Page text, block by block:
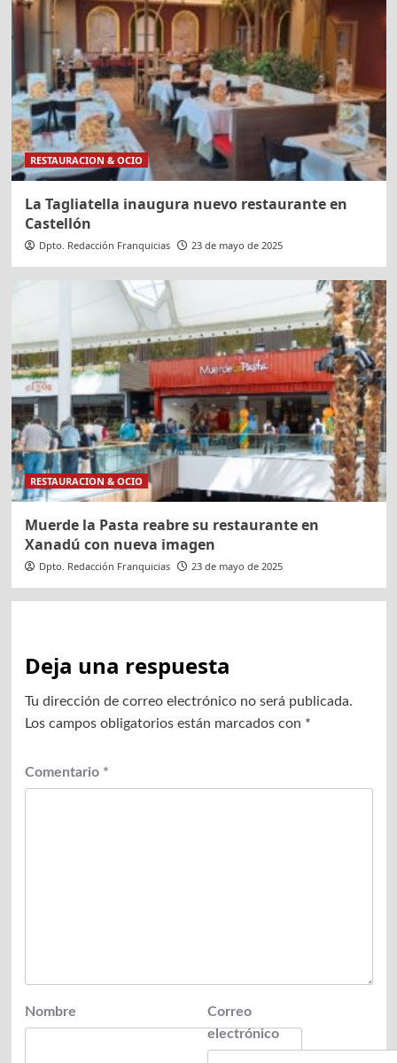
RESTAURACION & OCIO
La Tagliatella inaugura nuevo restaurante en
Castellón
Dpto. Redacción Franquicias 23 de mayo de 2025
RESTAURACION & OCIO
Muerde la Pasta reabre su restaurante en
Xanadú con nueva imagen
Dpto. Redacción Franquicias 23 de mayo de 2025
Deja una respuesta
Tu dirección de correo electrónico no será publicada.
Los campos obligatorios están marcados con *
Comentario *
Nombre
Correo
electrónico